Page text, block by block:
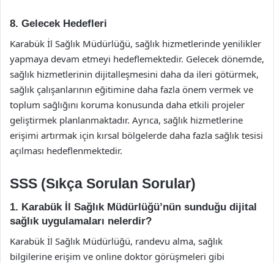
8. Gelecek Hedefleri
Karabük İl Sağlık Müdürlüğü, sağlık hizmetlerinde yenilikler
yapmaya devam etmeyi hedeflemektedir. Gelecek dönemde,
sağlık hizmetlerinin dijitalleşmesini daha da ileri götürmek,
sağlık çalışanlarının eğitimine daha fazla önem vermek ve
toplum sağlığını koruma konusunda daha etkili projeler
geliştirmek planlanmaktadır. Ayrıca, sağlık hizmetlerine
erişimi artırmak için kırsal bölgelerde daha fazla sağlık tesisi
açılması hedeflenmektedir.
SSS (Sıkça Sorulan Sorular)
1. Karabük İl Sağlık Müdürlüğü’nün sunduğu dijital
sağlık uygulamaları nelerdir?
Karabük İl Sağlık Müdürlüğü, randevu alma, sağlık
bilgilerine erişim ve online doktor görüşmeleri gibi